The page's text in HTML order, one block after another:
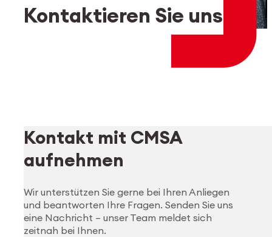
Kontaktieren Sie uns
Kontakt mit CMSA
aufnehmen
Wir unterstützen Sie gerne bei Ihren Anliegen
und beantworten Ihre Fragen. Senden Sie uns
eine Nachricht – unser Team meldet sich
zeitnah bei Ihnen.